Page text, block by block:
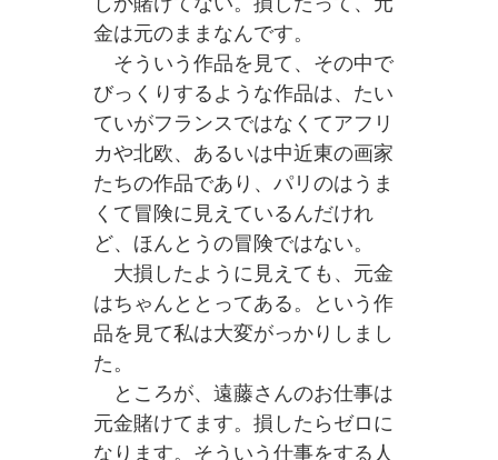
金は元のままなんです。
そういう作品を見て、その中で
びっくりするような作品は、たい
ていがフランスではなくてアフリ
カや北欧、あるいは中近東の画家
たちの作品であり、パリのはうま
くて冒険に見えているんだけれ
ど、ほんとうの冒険ではない。
大損したように見えても、元金
はちゃんととってある。という作
品を見て私は大変がっかりしまし
た。
ところが、遠藤さんのお仕事は
元金賭けてます。損したらゼロに
なります。そういう仕事をする人